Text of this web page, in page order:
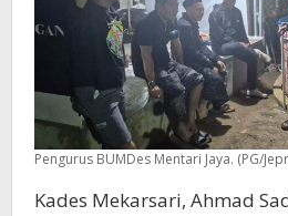
Pengurus BUMDes Mentari Jaya. (PG/
Kades Mekarsari, Ahmad